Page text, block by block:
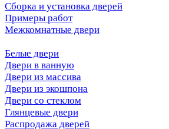
Сборка и установка дверей
Примеры работ
Межкомнатные двери
Белые двери
Двери в ванную
Двери из массива
Двери из экошпона
Двери со стеклом
Глянцевые двери
Распродажа дверей